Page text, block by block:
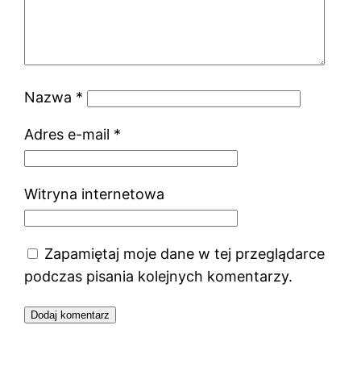
Nazwa *
Adres e-mail *
Witryna internetowa
Zapamiętaj moje dane w tej przeglądarce
podczas pisania kolejnych komentarzy.